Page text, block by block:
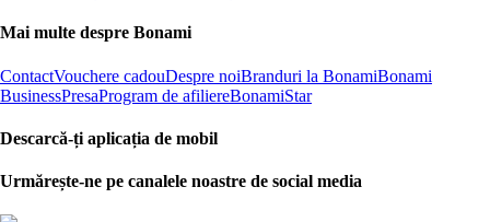
Mai multe despre Bonami
ContactVouchere cadouDespre noiBranduri la BonamiBonami
BusinessPresaProgram de afiliereBonamiStar
Descarcă-ți aplicația de mobil
Urmărește-ne pe canalele noastre de social media